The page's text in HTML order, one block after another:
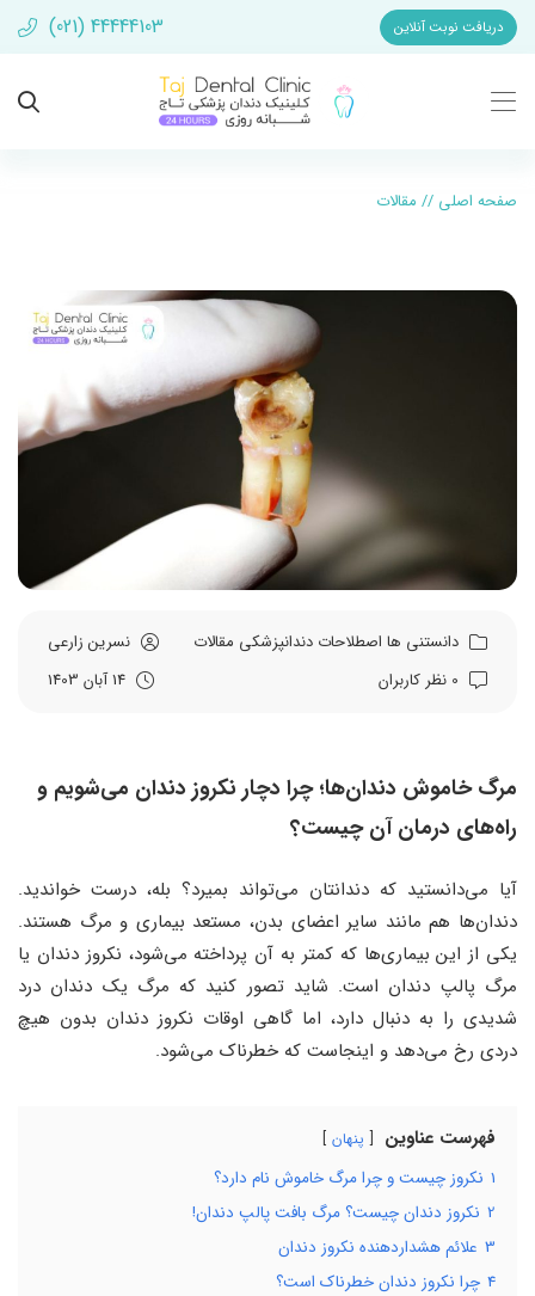
دریافت نوبت آنلاین (021) 44444103
صفحه اصلی // مقالات
دانستنی ها اصطلاحات دندانپزشکی مقالات
نسرین زارعی
مرگ خاموش دندان‌ها؛ چرا دچار نکروز دندان می‌شویم و
راه‌های درمان آن چیست؟
آیا می‌دانستید که دندانتان می‌تواند بمیرد؟ بله، درست خواندید.
دندان‌ها هم مانند سایر اعضای بدن، مستعد بیماری و مرگ هستند.
یکی از این بیماری‌ها که کمتر به آن پرداخته می‌شود، نکروز دندان یا
مرگ پالپ دندان است. شاید تصور کنید که مرگ یک دندان درد
شدیدی را به دنبال دارد، اما گاهی اوقات نکروز دندان بدون هیچ
دردی رخ می‌دهد و اینجاست که خطرناک می‌شود.
فهرست عناوین پنهان
1 نکروز چیست و چرا مرگ خاموش نام دارد؟
2 نکروز دندان چیست؟ مرگ بافت پالپ دندان!
3 علائم هشداردهنده نکروز دندان
4 چرا نکروز دندان خطرناک است؟